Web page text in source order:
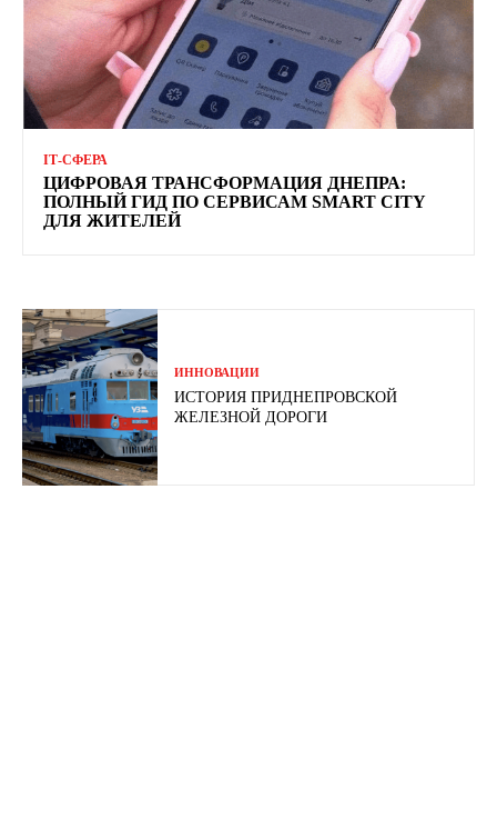
ІТ-СФЕРА
ЦИФРОВАЯ ТРАНСФОРМАЦИЯ ДНЕПРА:
ПОЛНЫЙ ГИД ПО СЕРВИСАМ SMART CITY
ДЛЯ ЖИТЕЛЕЙ
ИННОВАЦИИ
ИСТОРИЯ ПРИДНЕПРОВСКОЙ
ЖЕЛЕЗНОЙ ДОРОГИ